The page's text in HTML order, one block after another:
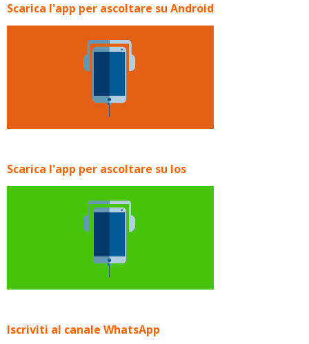
Scarica l'app per ascoltare su Android
Scarica l'app per ascoltare su Ios
Iscriviti al canale WhatsApp